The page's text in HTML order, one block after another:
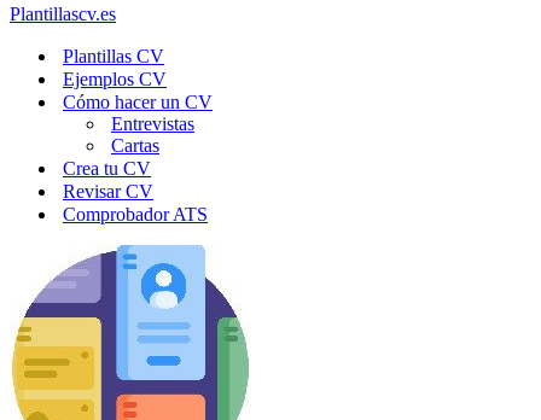
Plantillascv.es
Plantillas CV
Ejemplos CV
Cómo hacer un CV
Entrevistas
Cartas
Crea tu CV
Revisar CV
Comprobador ATS